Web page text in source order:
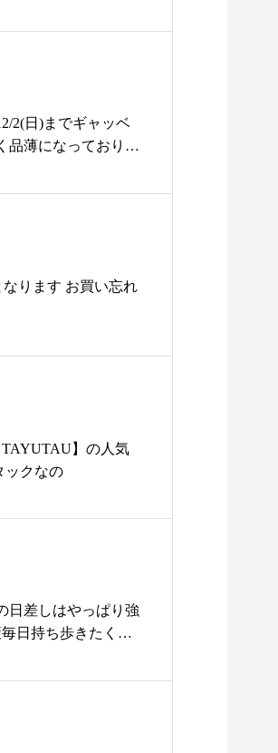
エヴァムエヴァ#スニーカー#シューズ#
沢山入荷してもら
くださいね.本日も
#雑貨#雑貨屋#島根
ップ#花瓶#周藤香
フト#母の日#ギフ
2(日)までギャッベ
品薄になっておりま
いたします・▼本日
ひとつが一点物ひ
ろもほっこり♪あた
ご来店 お待ちして
商品のお問い
荘#yukarisou
松江#島根#丁寧な
絨毯#絨毯#手織#一
行#島根旅#旅#ド
なります お買い忘れ
】の人気
ックなの
日差しはやっぱり強
日持ち歩きたくな
・天然素材の風合い
東京の下町の熟練
ています・・リネ